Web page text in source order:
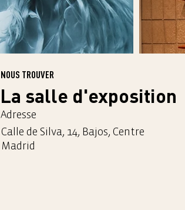
NOUS TROUVER
La salle d'exposition
Adresse
Calle de Silva, 14, Bajos, Centre
Madrid